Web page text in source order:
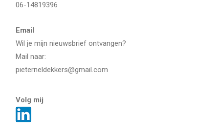
06-14819396
Email
Wil je mijn nieuwsbrief ontvangen?
Mail naar:
pieterneldekkers@gmail.com
Volg mij